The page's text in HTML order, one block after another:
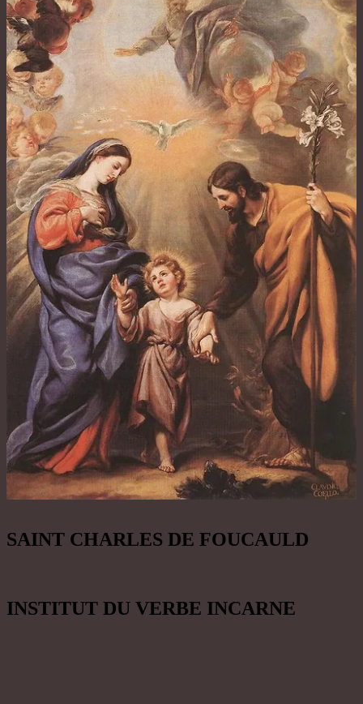
SAINT CHARLES DE FOUCAULD
INSTITUT DU VERBE INCARNE